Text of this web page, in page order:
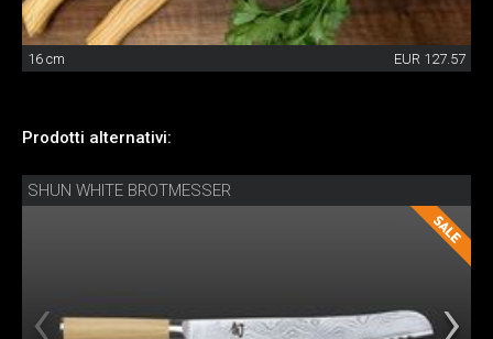
16 cm EUR 127.57
Prodotti alternativi:
SHUN WHITE BROTMESSER